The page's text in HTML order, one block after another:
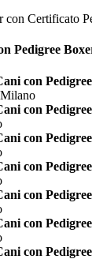
Pedigree
con
con
con
con
con
con
con